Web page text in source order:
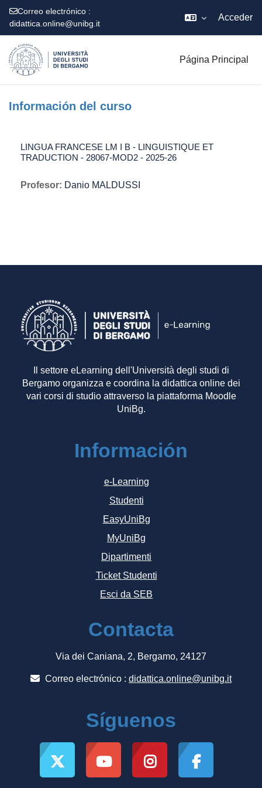
Correo electrónico :
didattica.online@unibg.it
Acceder
Página Principal
Información del curso
LINGUA FRANCESE LM I B - LINGUISTIQUE ET
TRADUCTION - 28067-MOD2 - 2025-26
Profesor: Danio MALDUSSI
Il settore eLearning dell'Università degli studi di
Bergamo organizza e coordina la didattica online dei
vari corsi di studio attraverso la piattaforma Moodle
UniBg.
Información
e-Learning
Studenti
EasyUniBg
MyUniBg
Dipartimenti
Ticket Studenti
Esci da SEB
Contacta
Via dei Caniana, 2, Bergamo, 24127
Correo electrónico : didattica.online@unibg.it
Síguenos